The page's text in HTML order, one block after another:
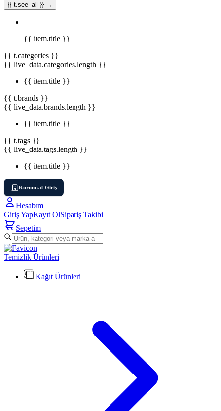
{{ t.see_all }} →
{{ item.title }}
{{ t.categories }}
{{ live_data.categories.length }}
{{ item.title }}
{{ t.brands }}
{{ live_data.brands.length }}
{{ item.title }}
{{ t.tags }}
{{ live_data.tags.length }}
{{ item.title }}
Kurumsal Giriş
Hesabım
Giriş YapKayıt OlSipariş Takibi
Sepetim
Temizlik Ürünleri
Kağıt Ürünleri